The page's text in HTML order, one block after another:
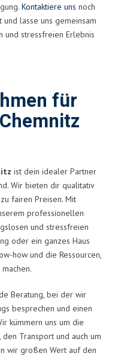
Kontaktiere uns noch
lasse uns gemeinsam
und stressfreien Erlebnis
für
ist dein idealer Partner
Wir bieten dir qualitativ
fairen Preisen. Mit
professionellen
und stressfreien
oder ein ganzes Haus
how und die Ressourcen,
Beratung, bei der wir
besprechen und einen
kümmern uns um die
Transport und auch um
wir großen Wert auf den